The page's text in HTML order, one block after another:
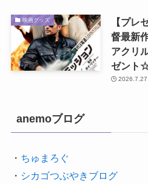
映画グッズ
【プレ
督最新
アクリ
ゼント☆
2026.7.27
anemoブログ
・ ちゅまろぐ
・ シカゴつぶやきブログ